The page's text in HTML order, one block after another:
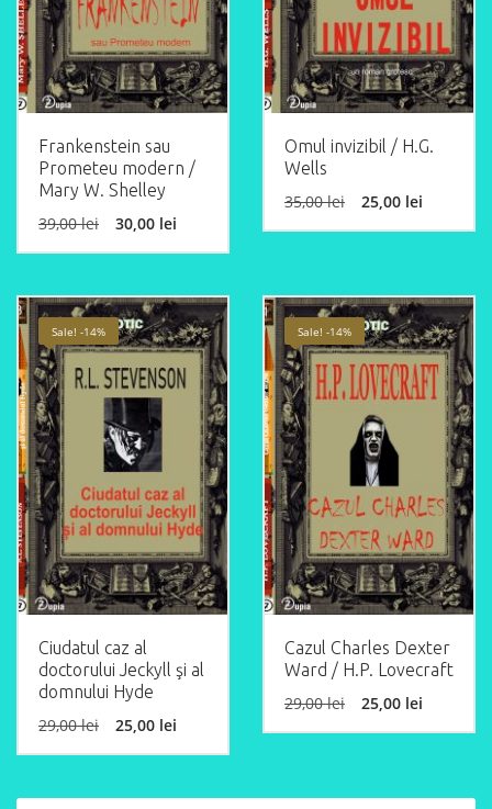
Frankenstein sau
Prometeu modern /
Mary W. Shelley
39,00lei Original
price
was:
30,00 lei
is:
Omul invizibil / H.G.
Wells
35,00lei Original
price
was:
25,00 lei
is:
Sale! -14%
Ciudatul caz al
doctorului Jeckyll şi al
domnului Hyde
29,00lei Original
was:
25,00 lei
is:
Sale! -14%
Cazul Charles Dexter
Ward / H.P. Lovecraft
29,00lei Original
was:
25,00 lei
is: